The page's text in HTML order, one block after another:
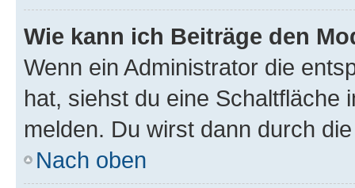
Wie kann ich Beiträge den
Wenn ein Administrator die
hat, siehst du eine Schaltfläche
melden. Du wirst dann durch
Nach oben